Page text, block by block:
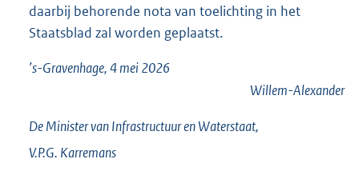
daarbij behorende nota van toelichting in het
Staatsblad zal worden geplaatst.
’s-Gravenhage, 4 mei 2026
Willem-Alexander
De Minister van Infrastructuur en Waterstaat,
V.P.G. Karremans